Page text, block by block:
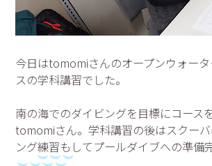
今日はtomomiさんのオープンウォー
スの学科講習でした。
南の海でのダイビングを目標にコース
tomomiさん。学科講習の後はスクー
ング練習もしてプールダイブへの準備